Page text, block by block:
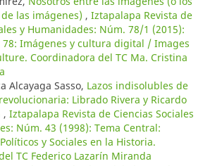
las imágenes) , Iztapalapa Revista de
y Humanidades: Núm. 78/1 (2015):
78: Imágenes y cultura digital / Images
Coordinadora del TC Ma. Cristina
Alcayaga Sasso, Lazos indisolubles de
Librado Rivera y Ricardo
, Iztapalapa Revista de Ciencias Sociales
Núm. 43 (1998): Tema Central:
y Sociales en la Historia.
TC Federico Lazarín Miranda